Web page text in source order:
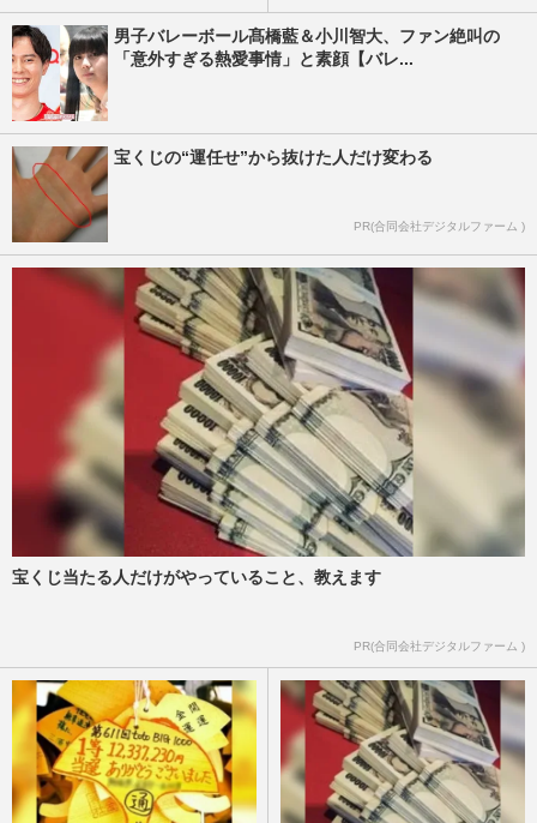
男子バレーボール髙橋藍＆小川智大、ファン絶叫の
「意外すぎる熱愛事情」と素顔【バレ...
宝くじの“運任せ”から抜けた人だけ変わる
PR(合同会社デジタルファーム )
宝くじ当たる人だけがやっていること、教えます
PR(合同会社デジタルファーム )